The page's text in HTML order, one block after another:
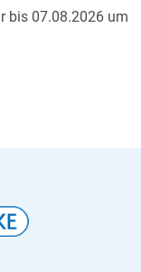
bis 07.08.2026 um